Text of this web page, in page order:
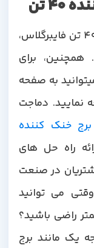
قیمت برج خنک کننده 40 تن فایبرگلاس،
برای
به صفحه
دماجت
خنک کننده
حل های
در صنعت
می توانید
باشید؟
مانند برج